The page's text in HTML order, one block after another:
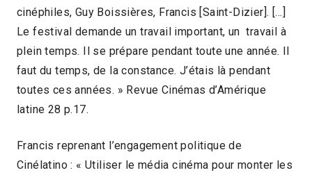
cinéphiles, Guy Boissières, Francis [Saint-Dizier]. […]
Le festival demande un travail important, un travail à
plein temps. Il se prépare pendant toute une année. Il
faut du temps, de la constance. J’étais là pendant
toutes ces années. » Revue Cinémas d’Amérique
latine 28 p.17.
Francis reprenant l’engagement politique de
Cinélatino : « Utiliser le média cinéma pour monter les